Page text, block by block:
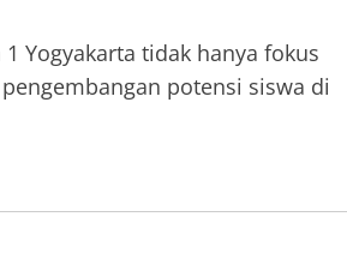
Yogyakarta tidak hanya fokus
potensi siswa di